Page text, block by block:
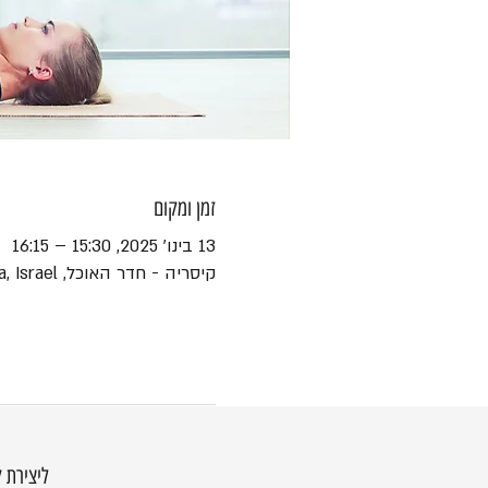
זמן ומקום
13 בינו׳ 2025, 15:30 – 16:15
קיסריה - חדר האוכל, HaEshel St 45, Caesarea, Israel